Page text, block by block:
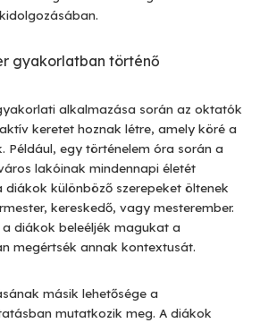
gyakorlatban történő
alkalmazása során az oktatók
keretet hoznak létre, amely köré a
Például, egy történelem óra során a
lakóinak mindennapi életét
különböző szerepeket öltenek
kereskedő, vagy mesterember.
diákok beleéljék magukat a
megértsék annak kontextusát.
másik lehetősége a
mutatkozik meg. A diákok